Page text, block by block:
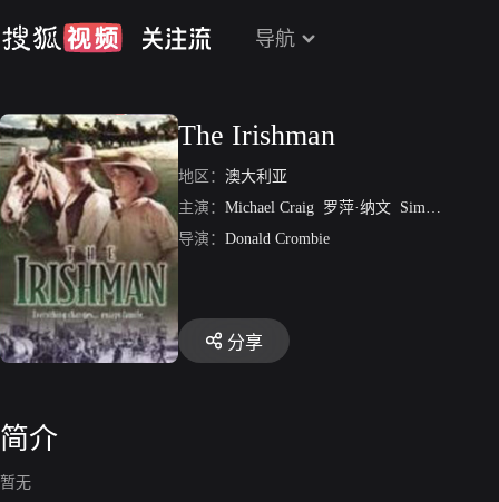
导航
The Irishman
地区： 澳大利亚
主演： Michael Craig 罗萍·纳文 Simon Burke
导演： Donald Crombie
分享
简介
暂无